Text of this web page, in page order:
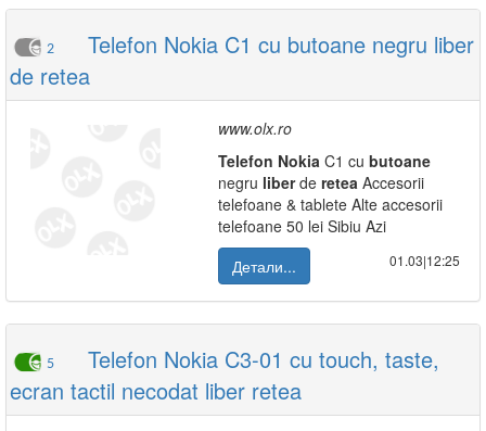
2
Telefon Nokia C1 cu butoane negru liber
de retea
www.olx.ro
Telefon Nokia C1 cu butoane
negru liberde retea Accesorii
telefoane & tablete Alte accesorii
telefoane 50 lei Sibiu Azi
Детали...
01.03|12:25
5
Telefon Nokia C3-01 cu touch, taste,
ecran tactil necodat liber retea